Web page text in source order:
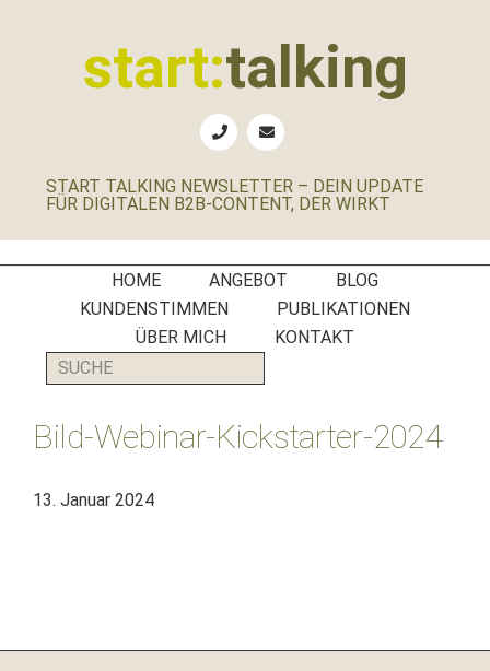
start:talking
B2B-
Social
Media
Manager
PR-
Agenturen
START TALKING NEWSLETTER – DEIN UPDATE
FÜR DIGITALEN B2B-CONTENT, DER WIRKT
HOME ANGEBOT
BLOG
KUNDENSTIMMEN
PUBLIKATIONEN
ÜBER MICH
KONTAKT
SUCHE
Bild-Webinar-Kickstarter-2024
13. Januar 2024